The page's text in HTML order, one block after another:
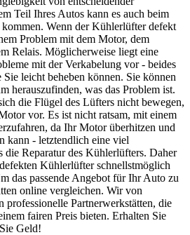
Teil Ihres Autos kann es auch beim
Wenn der Kühlerlüfter defekt
Problem mit dem Motor, dem
Relais. Möglicherweise liegt eine
mit der Verkabelung vor - beides
leicht beheben können. Sie können
herauszufinden, was das Problem ist.
die Flügel des Lüfters nicht bewegen,
vor. Es ist nicht ratsam, mit einem
da Ihr Motor überhitzen und
kann - letztendlich eine viel
die Reparatur des Kühlerlüfters. Daher
Kühlerlüfter schnellstmöglich
das passende Angebot für Ihr Auto zu
online vergleichen. Wir von
Partnerwerkstätten, die
fairen Preis bieten. Erhalten Sie
Geld!